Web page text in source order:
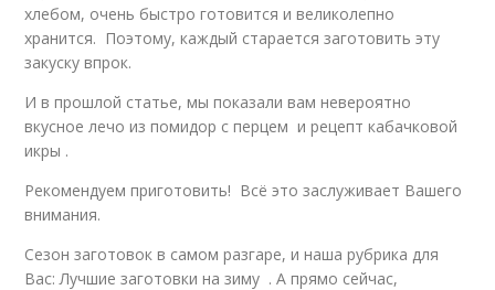
Закуска из баклажан
поваренок
Баклажаны из перца
хлебом, очень быстро готовится и великолепно
хранится. Поэтому, каждый старается заготовить эту
закуску впрок.
И в прошлой статье, мы показали вам невероятно
вкусное лечо из помидор с перцем и рецепт кабачковой
икры .
Рекомендуем приготовить! Всё это заслуживает Вашего
внимания.
Сезон заготовок в самом разгаре, и наша рубрика для
Вас: Лучшие заготовки на зиму . А прямо сейчас,